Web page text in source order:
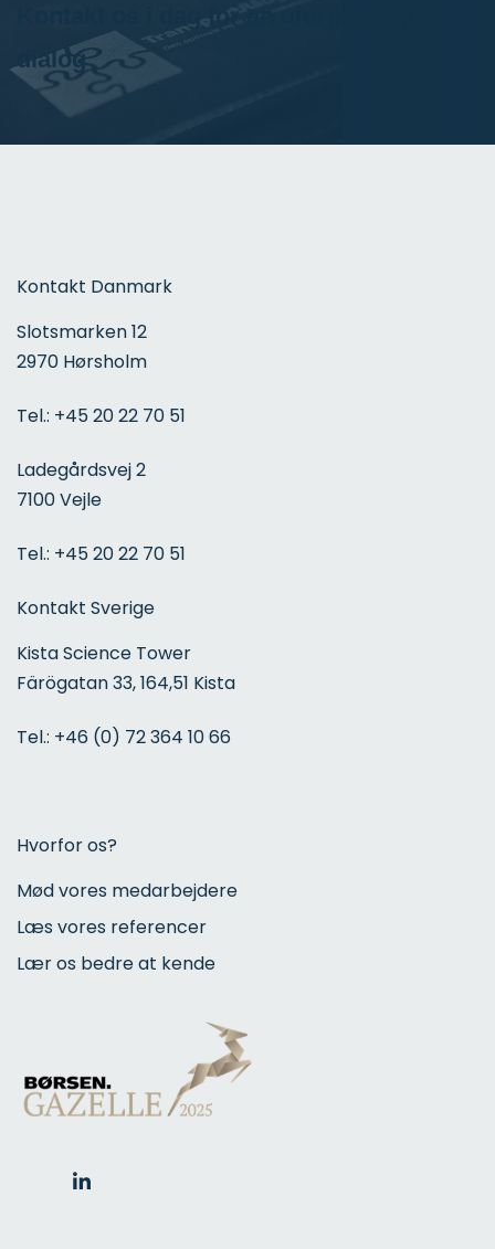
Kontakt os i dag for en uforpligtende
dialog
Kontakt Danmark
Slotsmarken 12
2970 Hørsholm
Tel.: +45 20 22 70 51
Ladegårdsvej 2
7100 Vejle
Tel.: +45 20 22 70 51
Kontakt Sverige
Kista Science Tower
Färögatan 33, 164,51 Kista
Tel.: +46 (0) 72 364 10 66
Hvorfor os?
Mød vores medarbejdere
Læs vores referencer
Lær os bedre at kende